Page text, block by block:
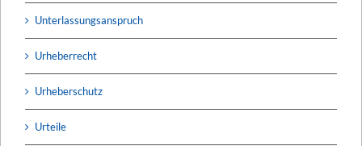
Unterlassungsanspruch
Urheberrecht
Urheberschutz
Urteile